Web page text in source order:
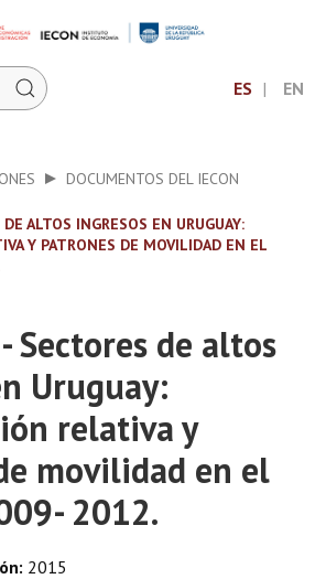
ES EN
DOCUMENTOS DEL IECON
ALTOS INGRESOS EN URUGUAY:
Y PATRONES DE MOVILIDAD EN EL
Sectores de altos
Uruguay:
relativa y
movilidad en el
2012.
2015